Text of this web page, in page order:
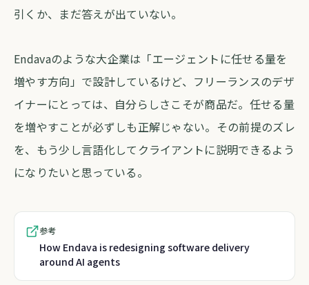
引くか、まだ答えが出ていない。
Endavaのような大企業は「エージェントに任せる量を
増やす方向」で設計しているけど、フリーランスのデザ
イナーにとっては、自分らしさこそが商品だ。任せる量
を増やすことが必ずしも正解じゃない。その前提のズレ
を、もう少し言語化してクライアントに説明できるよう
になりたいと思っている。
参考
How Endava is redesigning software delivery
around AI agents